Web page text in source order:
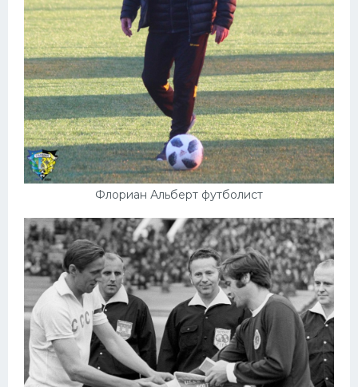
Флориан Альберт футболист